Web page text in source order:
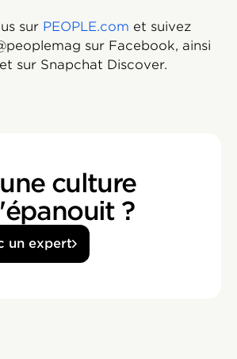
sur PEOPLE.com et suivez
sur Facebook, ainsi
sur Snapchat Discover.
culture
?
un expert